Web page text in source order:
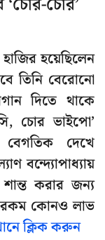
হয়েছিলেন
তিনি বেরোনো
দিতে থাকে
চোর ভাইপো’
বেগতিক দেখে
বন্দ্যোপাধ্যায়
শান্ত করার জন্য
কোনও লাভ
ক্লিক করুন